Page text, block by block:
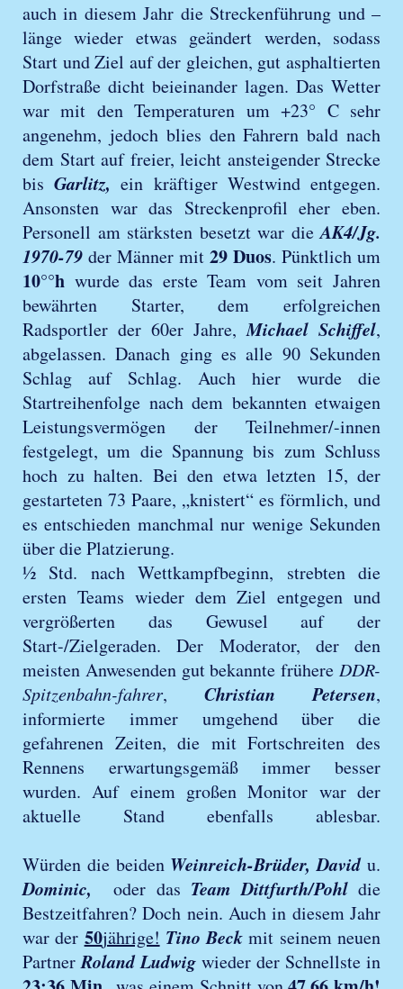
auch in diesem Jahr die Streckenführung und –
länge wieder etwas geändert werden, sodass
Start und Ziel auf der gleichen, gut asphaltierten
Dorfstraße dicht beieinander lagen. Das Wetter
war mit den Temperaturen um +23° C sehr
angenehm, jedoch blies den Fahrern bald nach
dem Start auf freier, leicht ansteigender Strecke
bisGarlitz, ein kräftiger Westwind entgegen.
Ansonsten war das Streckenprofil eher eben.
Personell am stärksten besetzt war dieAK4/Jg.
1970-79 der Männer mit 29 Duos. Pünktlich um
10°°h wurde das erste Team vom seit Jahren
bewährten Starter, dem erfolgreichen
Radsportler der 60er Jahre,Michael Schiffel,
abgelassen. Danach ging es alle 90 Sekunden
Schlag auf Schlag. Auch hier wurde die
Startreihenfolge nach dem bekannten etwaigen
Leistungsvermögen der Teilnehmer/-innen
festgelegt, um die Spannung bis zum Schluss
hoch zu halten. Bei den etwa letzten 15, der
gestarteten 73 Paare, „knistert“ es förmlich, und
es entschieden manchmal nur wenige Sekunden
über die Platzierung.
½ Std. nach Wettkampfbeginn, strebten die
ersten Teams wieder dem Ziel entgegen und
vergrößerten das Gewusel auf der
Start-/Zielgeraden. Der Moderator, der den
meisten Anwesenden gut bekannte frühere DDR-
Spitzenbahn-fahrer, Christian Petersen,
informierte immer umgehend über die
gefahrenen Zeiten, die mit Fortschreiten des
Rennens erwartungsgemäß immer besser
wurden. Auf einem großen Monitor war der
aktuelle Stand ebenfalls ablesbar.
Würden die beiden Weinreich-Brüder, Davidu.
Dominic, oder das Team Dittfurth/Pohldie
Bestzeitfahren? Doch nein. Auch in diesem Jahr
war der 50jährige! Tino Beck mit seinem neuen
PartnerRoland Ludwig wieder der Schnellste in